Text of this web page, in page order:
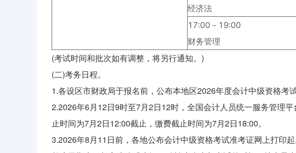
经济法
17:00－19:00
财务管理
(考试时间和批次如有调整，将另行通知。)
(二)考务日程。
1.各设区市财政局于报名前，公布本地区2026年度会计中级资格考
2.2026年6月12日9时至7月2日12时，全国会计人员统一服务管理
止时间为7月2日12:00截止，缴费截止时间为7月2日18:00。
3.2026年8月11日前，各地公布会计中级资格考试准考证网上打印